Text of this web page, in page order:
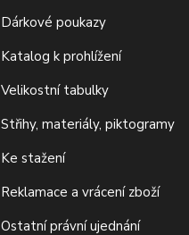
Dárkové poukazy
Katalog k prohlížení
Velikostní tabulky
Střihy, materiály, piktogramy
Ke stažení
Reklamace a vrácení zboží
Ostatní právní ujednání